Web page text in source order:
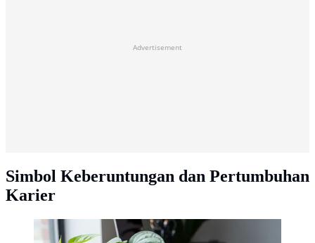
Advertisement
Simbol Keberuntungan dan Pertumbuhan
Karier